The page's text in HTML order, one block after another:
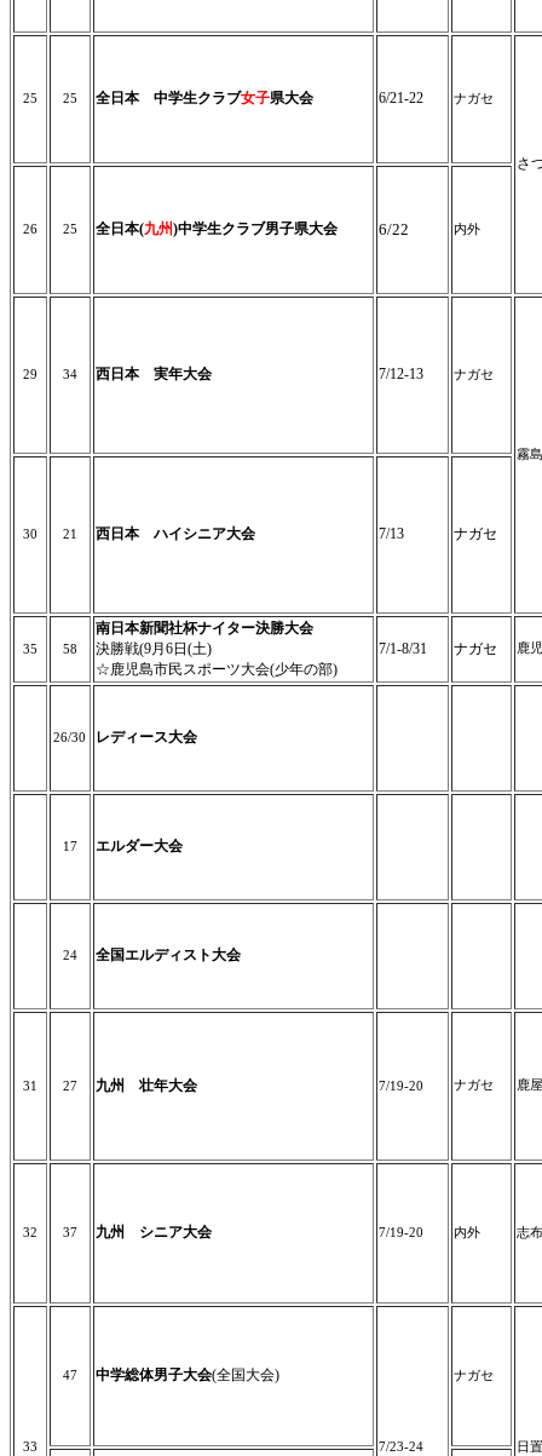
25 25 全日本 中学生クラブ女子県大会 6/21-22 ナガセ
さ
26 25 全日本(九州)中学生クラブ男子県大会 6/22 内外
29 34 西日本 実年大会 7/12-13 ナガセ
霧
30 21 西日本 ハイシニア大会 7/13 ナガセ
35 58
南日本新聞社杯ナイター決勝大会
決勝戦(9月6日(土)
☆鹿児島市民スポーツ大会(少年の部)
7/1-8/31 ナガセ 鹿
26/30 レディース大会
17 エルダー大会
24 全国エルディスト大会
31 27 九州 壮年大会 7/19-20 ナガセ 鹿
32 37 九州 シニア大会 7/19-20 内外 志
33
47 中学総体男子大会(全国大会)
7/23-24
ナガセ
日